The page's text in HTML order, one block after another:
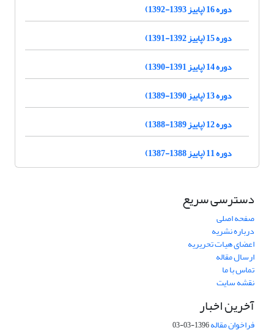
دوره 16 (پاییز 1393-1392)
دوره 15 (پاییز 1392-1391)
دوره 14 (پاییز 1391-1390)
دوره 13 (پاییز 1390-1389)
دوره 12 (پاییز 1389-1388)
دوره 11 (پاییز 1388-1387)
دسترسی سریع
صفحه اصلی
درباره نشریه
اعضای هیات تحریریه
ارسال مقاله
تماس با ما
نقشه سایت
آخرین اخبار
فراخوان مقاله1396-03-03